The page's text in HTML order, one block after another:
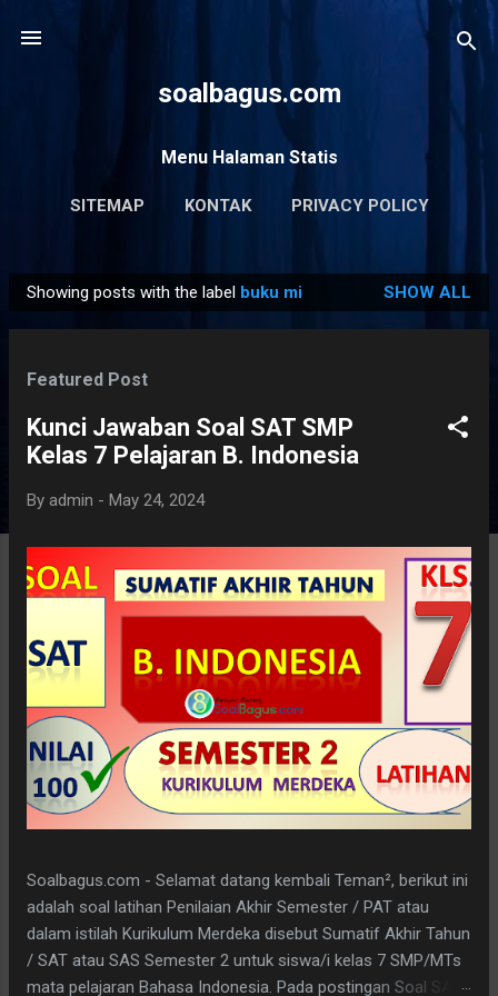
soalbagus.com
Menu Halaman Statis
SITEMAP KONTAK PRIVACY POLICY
o
Showing posts with the label buku mi SHOW ALL
Featured Post
Kunci Jawaban Soal SAT SMP
Kelas 7 Pelajaran B. Indonesia
By admin - May 24, 2024
Soalbagus.com - Selamat datang kembali Teman², berikut ini
adalah soal latihan Penilaian Akhir Semester / PAT atau
dalam istilah Kurikulum Merdeka disebut Sumatif Akhir Tahun
/ SAT atau SAS Semester 2 untuk siswa/i kelas 7 SMP/MTs
mata pelajaran Bahasa Indonesia. Pada postingan Soal SAT